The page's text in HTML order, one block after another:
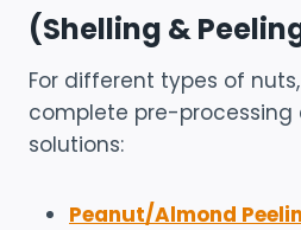
(Shelling &
For different types of
complete pre-processing
solutions:
Peanut/Almond